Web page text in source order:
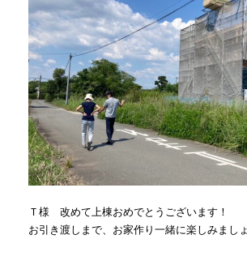
Ｔ様 改めて上棟おめでとうございます！
お引き渡しまで、お家作り一緒に楽しみまし